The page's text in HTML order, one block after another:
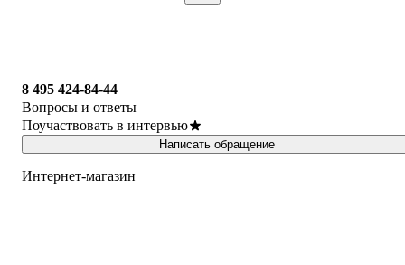
8 495 424-84-44
Вопросы и ответы
Поучаствовать в интервью
Написать обращение
Интернет-магазин